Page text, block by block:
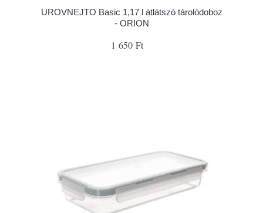
UROVNEJTO Basic 1,17 l átlátszó tárolódoboz
- ORION
1 650 Ft